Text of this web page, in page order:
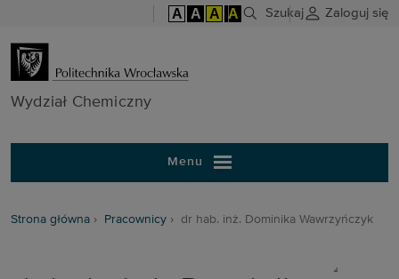
A A A A Szukaj Zaloguj się
Wydział
Wydział Chemiczny
Menu
Strona główna Pracownicy dr hab. inż. Dominika Wawrzyńczyk